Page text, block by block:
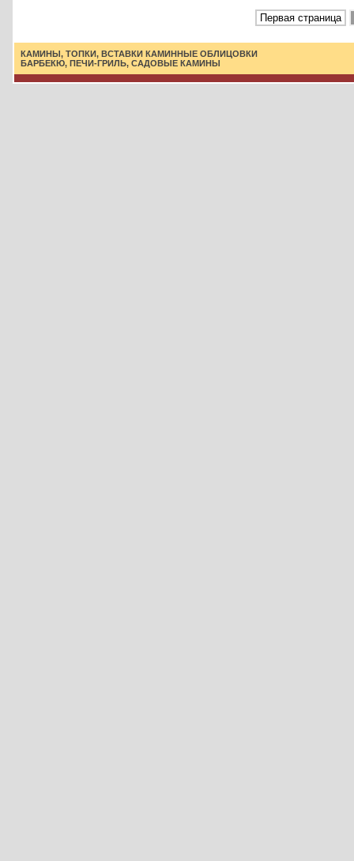
Первая страница
КАМИНЫ, ТОПКИ, ВСТАВКИ КАМИННЫЕ ОБЛИЦОВКИ
БАРБЕКЮ, ПЕЧИ-ГРИЛЬ, САДОВЫЕ КАМИНЫ